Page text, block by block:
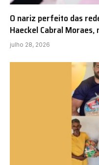
O nariz perfeito das
Haeckel Cabral
julho 28, 2026